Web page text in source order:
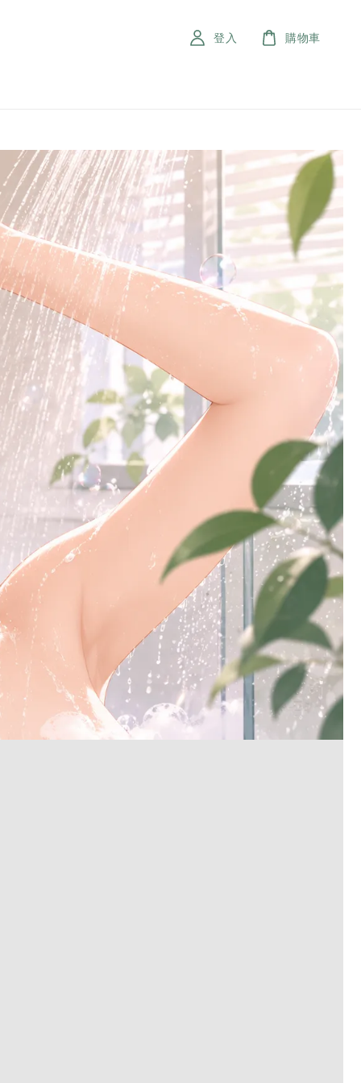
登入 購物車